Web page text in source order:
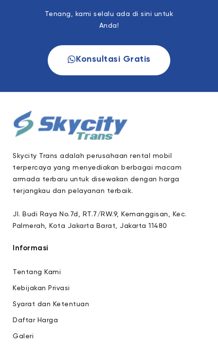
Tenang, kami selalu ada di sini untuk
Anda!
Konsultasi Gratis
Skycity Trans adalah perusahaan rental mobil
terpercaya yang menyediakan berbagai macam
armada terbaru untuk disewakan dengan harga
terjangkau dan pelayanan terbaik.
Jl. Budi Raya No.7d, RT.7/RW.9, Kemanggisan, Kec.
Palmerah, Kota Jakarta Barat, Jakarta 11480
Informasi
Tentang Kami
Kebijakan Privasi
Syarat dan Ketentuan
Daftar Harga
Galeri